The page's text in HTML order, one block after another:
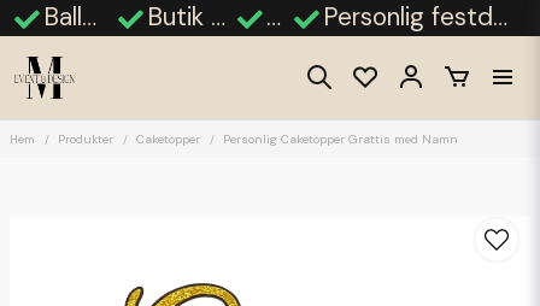
Ballongdekorationer Butik i Finja, Hässleholm FotobåsPersonlig festdekor - bröllop, babyshower, student
Hem Produkter Caketopper Personlig Caketopper Grattis med Namn